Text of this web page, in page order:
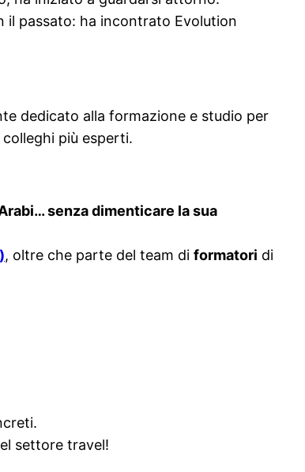
il passato: ha incontrato Evolution
dedicato alla formazione e studio per
più esperti.
senza dimenticare la sua
, oltre che parte del team di formatori di
settore travel!